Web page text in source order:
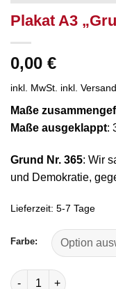
Plakat A3
0,00 €
inkl. MwSt. inkl.
Maße
Maße ausgeklappt:
Grund Nr. 365: Wir
und Demokratie,
Lieferzeit: 5-7 Tage
Farbe:
Plakat A3 „Grund Nr.